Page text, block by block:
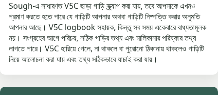
Sough-এ সাধারণত V5C ছাড়া গাড়ি স্ক্র্যাপ করা যায়, তবে আপনাকে এখনও
প্রমাণ করতে হতে পারে যে গাড়িটি আপনার অথবা গাড়িটি নিষ্পত্তি করার অনুমতি
আপনার আছে। V5C logbook সহায়ক, কিন্তু সব সময় একেবারে বাধ্যতামূলক
নয়। সংগ্রহের আগে পরিচয়, সঠিক গাড়ির তথ্য এবং মালিকানার পরিষ্কার তথ্য
লাগতে পারে। V5C হারিয়ে গেলে, না থাকলে বা পুরোনো ঠিকানায় থাকলেও গাড়িটি
নিয়ে আলোচনা করা যায় এবং তথ্য সঠিকভাবে যাচাই করা যায়।